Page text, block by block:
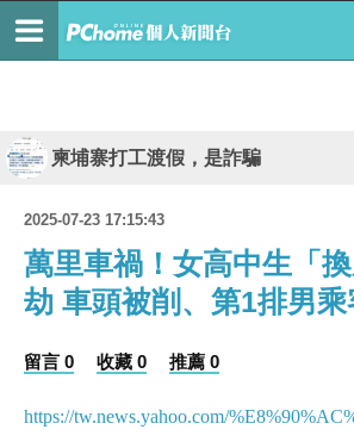
柬埔寨打工渡假，是詐騙
2025-07-23 17:15:43
萬里車禍！女高中生「
劫 車頭被削、第1排男
留言 0 收藏 0 推薦 0
https://tw.news.yahoo.com/